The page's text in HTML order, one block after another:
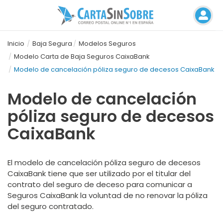
Inicio Baja Segura
Modelos Seguros
Modelo Carta de Baja Seguros CaixaBank
Modelo de cancelación póliza seguro de decesos CaixaBank
Modelo de cancelación
póliza seguro de decesos
CaixaBank
El modelo de cancelación póliza seguro de decesos
CaixaBank tiene que ser utilizado por el titular del
contrato del seguro de deceso para comunicar a
Seguros CaixaBank la voluntad de no renovar la póliza
del seguro contratado.